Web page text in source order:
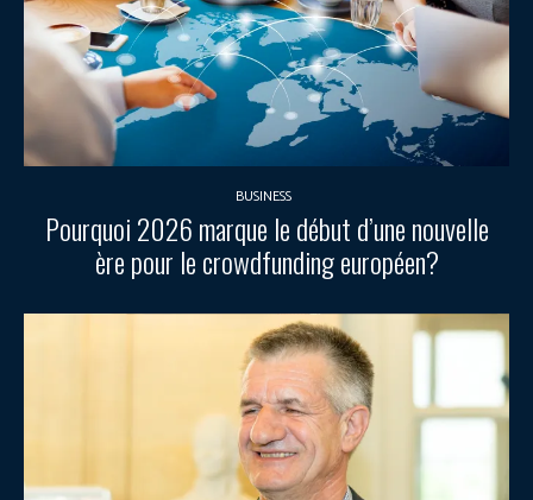
BUSINESS
Pourquoi 2026 marque le début d’une nouvelle
ère pour le crowdfunding européen?